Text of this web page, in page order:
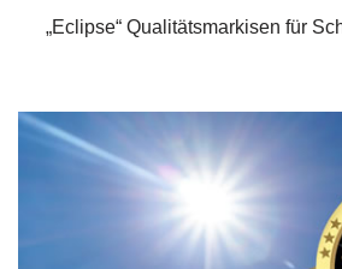
„Eclipse“ Qualitätsmarkisen für